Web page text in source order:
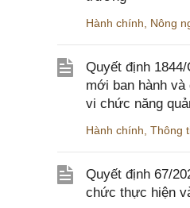
Hành chính Nông
Quyết định
mới ban hành
vi chức năng
Hành chính Thông
Quyết định 67/
chức thực hiện